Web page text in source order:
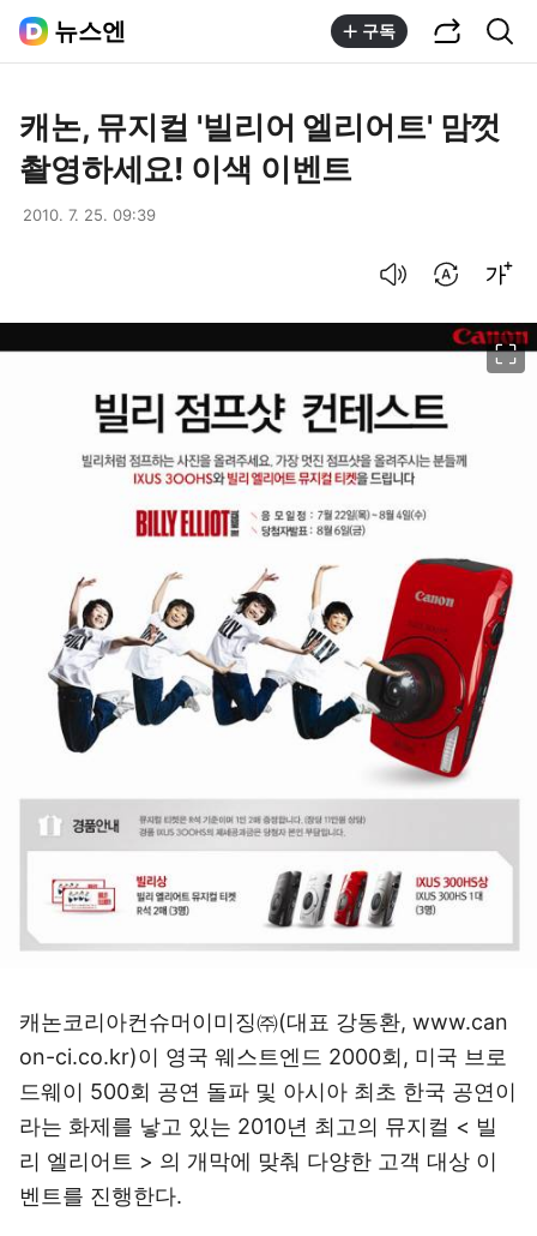
뉴스엔 구독
캐논, 뮤지컬 '빌리어 엘리어트' 맘껏
촬영하세요! 이색 이벤트
2010. 7. 25. 09:39
캐논코리아컨슈머이미징㈜(대표 강동환, www.can
on-ci.co.kr)이 영국 웨스트엔드 2000회, 미국 브로
드웨이 500회 공연 돌파 및 아시아 최초 한국 공연이
라는 화제를 낳고 있는 2010년 최고의 뮤지컬 < 빌
리 엘리어트 > 의 개막에 맞춰 다양한 고객 대상 이
벤트를 진행한다.